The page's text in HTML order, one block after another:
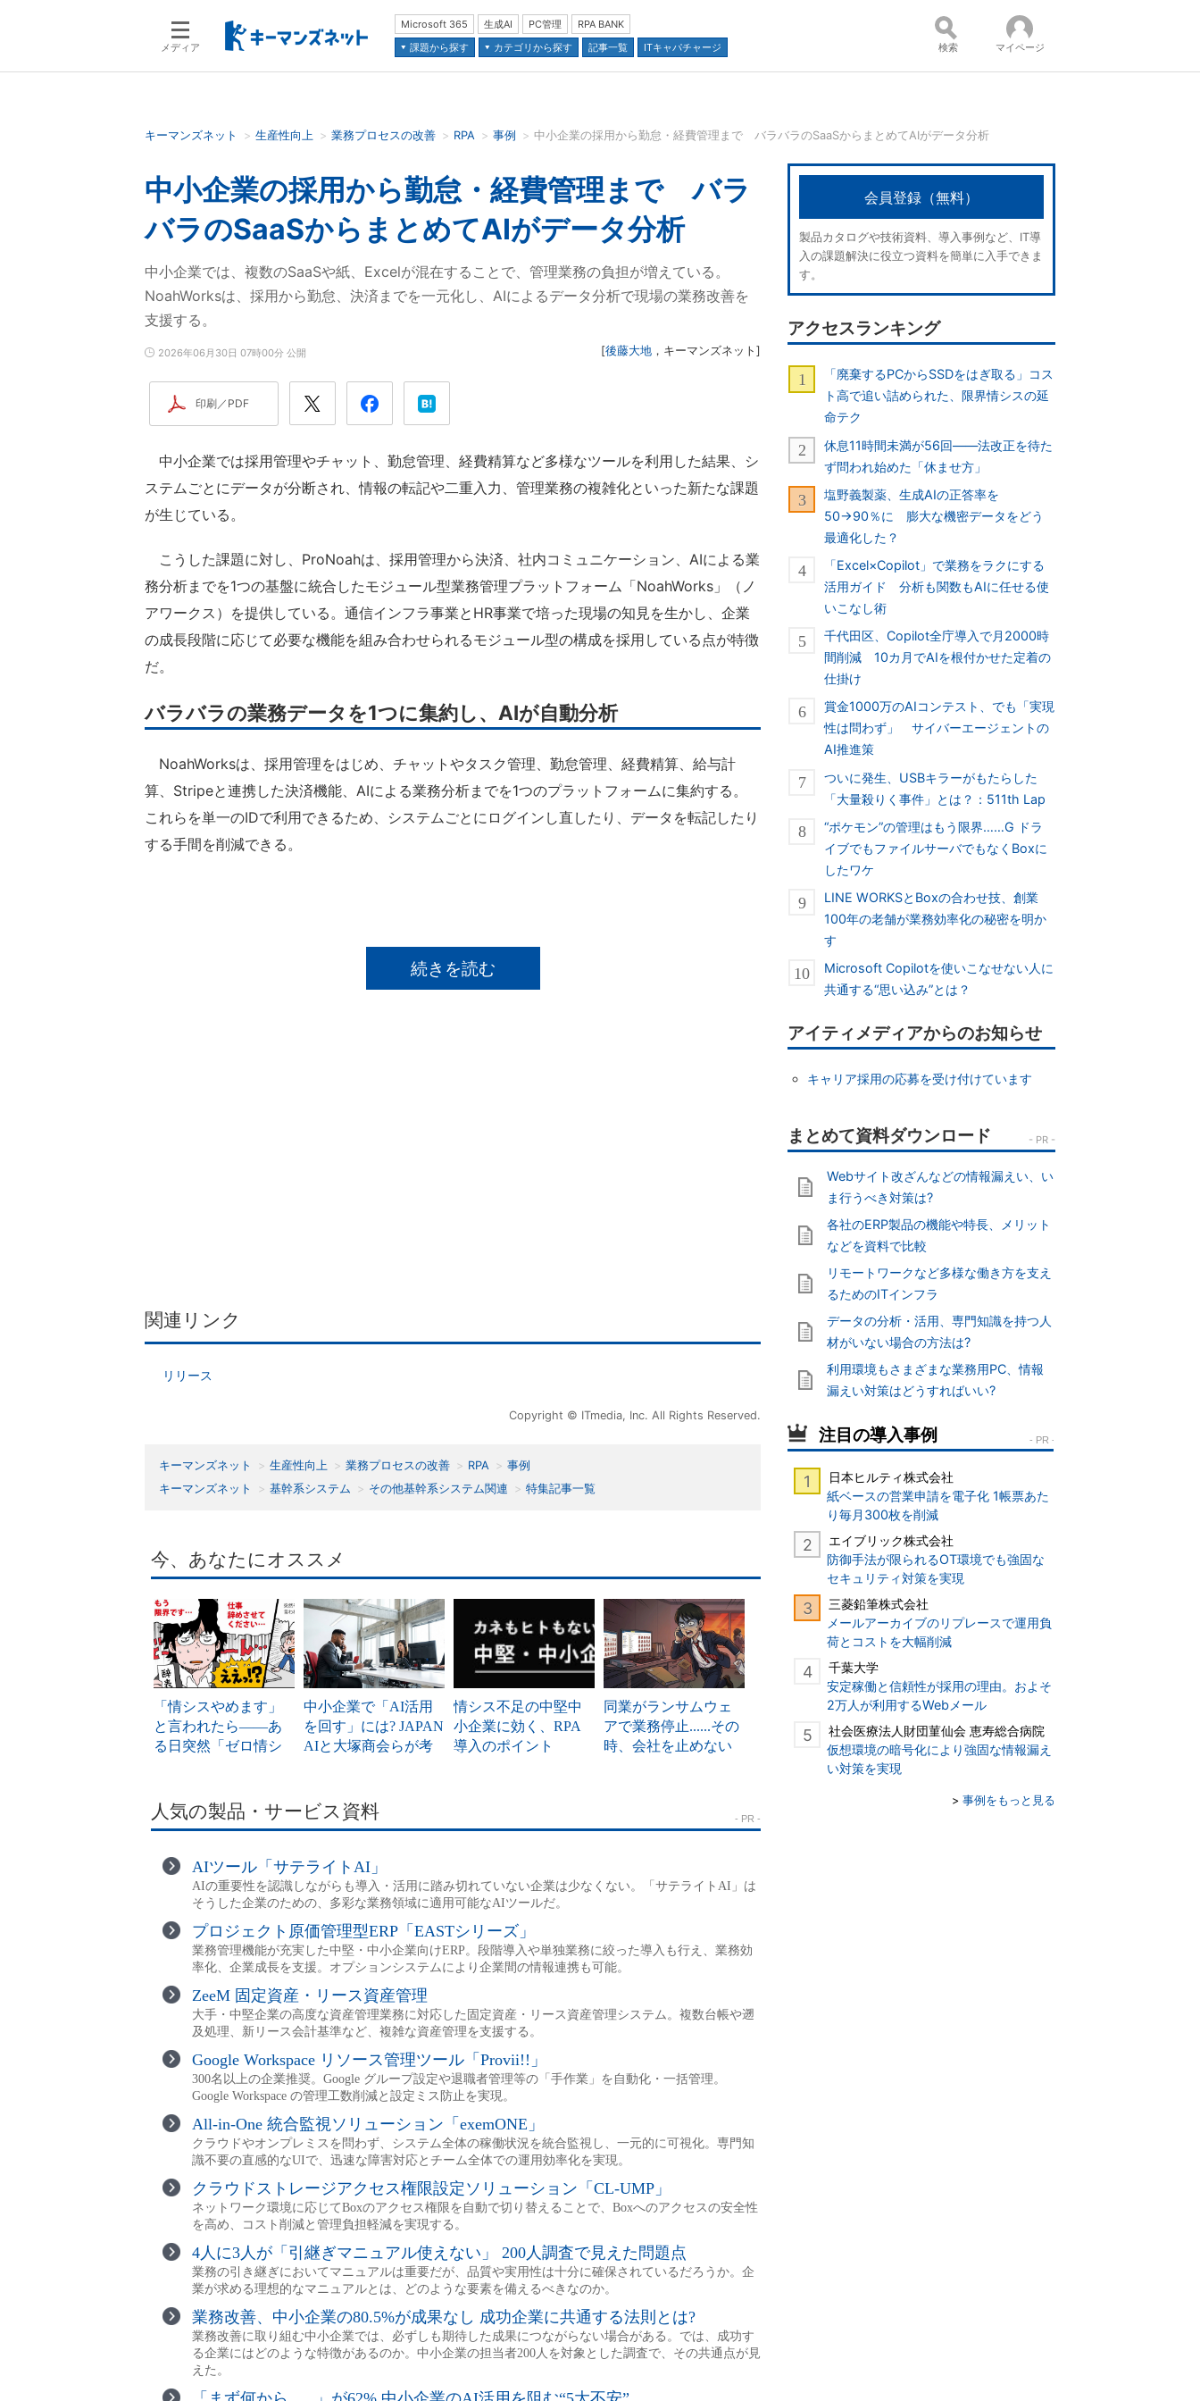
メディア
Microsoft 365 生成AI PC管理
RPA BANK
課題から探す
カテゴリから探す 記事一覧 ITキャパチャージ
検索語を入力してください コンテンツ：
並び順：
検索 マイページ
キーマンズネット 生産性向上 業務プロセスの改善 RPA 事例 中小企業の採用から勤怠・経費管理まで バラバラのSaaSからまとめてAIがデータ分析
中小企業の採用から勤怠・経費管理まで バラ
バラのSaaSからまとめてAIがデータ分析
中小企業では、複数のSaaSや紙、Excelが混在することで、管理業務の負担が増えている。
NoahWorksは、採用から勤怠、決済までを一元化し、AIによるデータ分析で現場の業務改善を
支援する。
2026年06月30日 07時00分 公開 [後藤大地 ， キーマンズネット ]
印刷／PDF
中小企業では採用管理やチャット、勤怠管理、経費精算など多様なツールを利用した結果、シ
ステムごとにデータが分断され、情報の転記や二重入力、管理業務の複雑化といった新たな課題
が生じている。
こうした課題に対し、ProNoahは、採用管理から決済、社内コミュニケーション、AIによる業
務分析までを1つの基盤に統合したモジュール型業務管理プラットフォーム「NoahWorks」（ノ
アワークス）を提供している。通信インフラ事業とHR事業で培った現場の知見を生かし、企業
の成長段階に応じて必要な機能を組み合わせられるモジュール型の構成を採用している点が特徴
だ。
バラバラの業務データを1つに集約し、AIが自動分析
NoahWorksは、採用管理をはじめ、チャットやタスク管理、勤怠管理、経費精算、給与計
算、Stripeと連携した決済機能、AIによる業務分析までを1つのプラットフォームに集約する。
これらを単一のIDで利用できるため、システムごとにログインし直したり、データを転記したり
する手間を削減できる。
続きを読む
関連リンク
リリース
Copyright © ITmedia, Inc. All Rights Reserved.
キーマンズネット 生産性向上 業務プロセスの改善 RPA
事例
キーマンズネット
基幹系システム その他基幹系システム関連 特集記事一覧
会員登録（無料）
製品カタログや技術資料、導入事例など、IT導
入の課題解決に役立つ資料を簡単に入手できま
す。
アクセスランキング
「廃棄するPCからSSDをはぎ取る」コス
ト高で追い詰められた、限界情シスの延
命テク
休息11時間未満が56回――法改正を待た
ず問われ始めた「休ませ方」
塩野義製薬、生成AIの正答率を
50→90％に 膨大な機密データをどう
最適化した？
「Excel×Copilot」で業務をラクにする
活用ガイド 分析も関数もAIに任せる使
いこなし術
千代田区、Copilot全庁導入で月2000時
間削減 10カ月でAIを根付かせた定着の
仕掛け
賞金1000万のAIコンテスト、でも「実現
性は問わず」 サイバーエージェントの
AI推進策
ついに発生、USBキラーがもたらした
「大量殺りく事件」とは？：511th Lap
“ポケモン”の管理はもう限界……G ドラ
イブでもファイルサーバでもなくBoxに
したワケ
LINE WORKSとBoxの合わせ技、創業
100年の老舗が業務効率化の秘密を明か
す
Microsoft Copilotを使いこなせない人に
共通する“思い込み”とは？
アイティメディアからのお知らせ
キャリア採用の応募を受け付けています
Webサイト改ざんなどの情報漏えい、い
ま行うべき対策は?
各社のERP製品の機能や特長、メリット
などを資料で比較
リモートワークなど多様な働き方を支え
るためのITインフラ
データの分析・活用、専門知識を持つ人
材がいない場合の方法は?
利用環境もさまざまな業務用PC、情報
漏えい対策はどうすればいい?